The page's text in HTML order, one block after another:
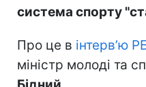
система спорту
Про це в інтерв’ю
міністр молоді та